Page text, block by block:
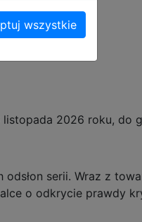
2026 roku, do
odsłon serii. Wraz z
o odkrycie prawdy
wszystkie